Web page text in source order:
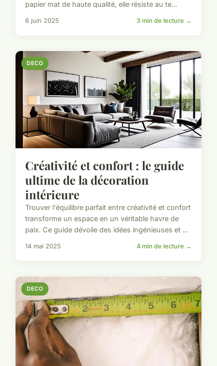
papier mat de haute qualité, elle résiste au te...
6 juin 2025 3 min de lecture →
DECO
Créativité et confort : le guide
ultime de la décoration
intérieure
Trouver l'équilibre parfait entre créativité et confort
transforme un espace en un véritable havre de
paix. Ce guide dévoile des idées ingénieuses et ...
14 mai 2025 4 min de lecture →
DECO